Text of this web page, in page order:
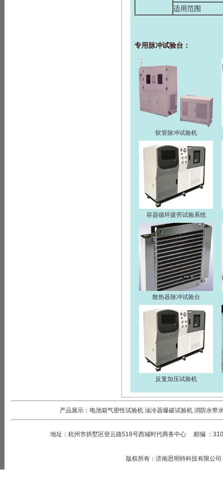
适用范围
专用脉冲试验台：
软管脉冲试验机
容器循环疲劳试验系统
散热器脉冲试验台
反复加压试验机
产品展示： 电池箱气密性试验机 油冷器爆破试验机 消防水带
地址： 杭州市拱墅区登云路518号西城时代商务中心 邮编 ：
版权所有： 济南思明特科技有限公司